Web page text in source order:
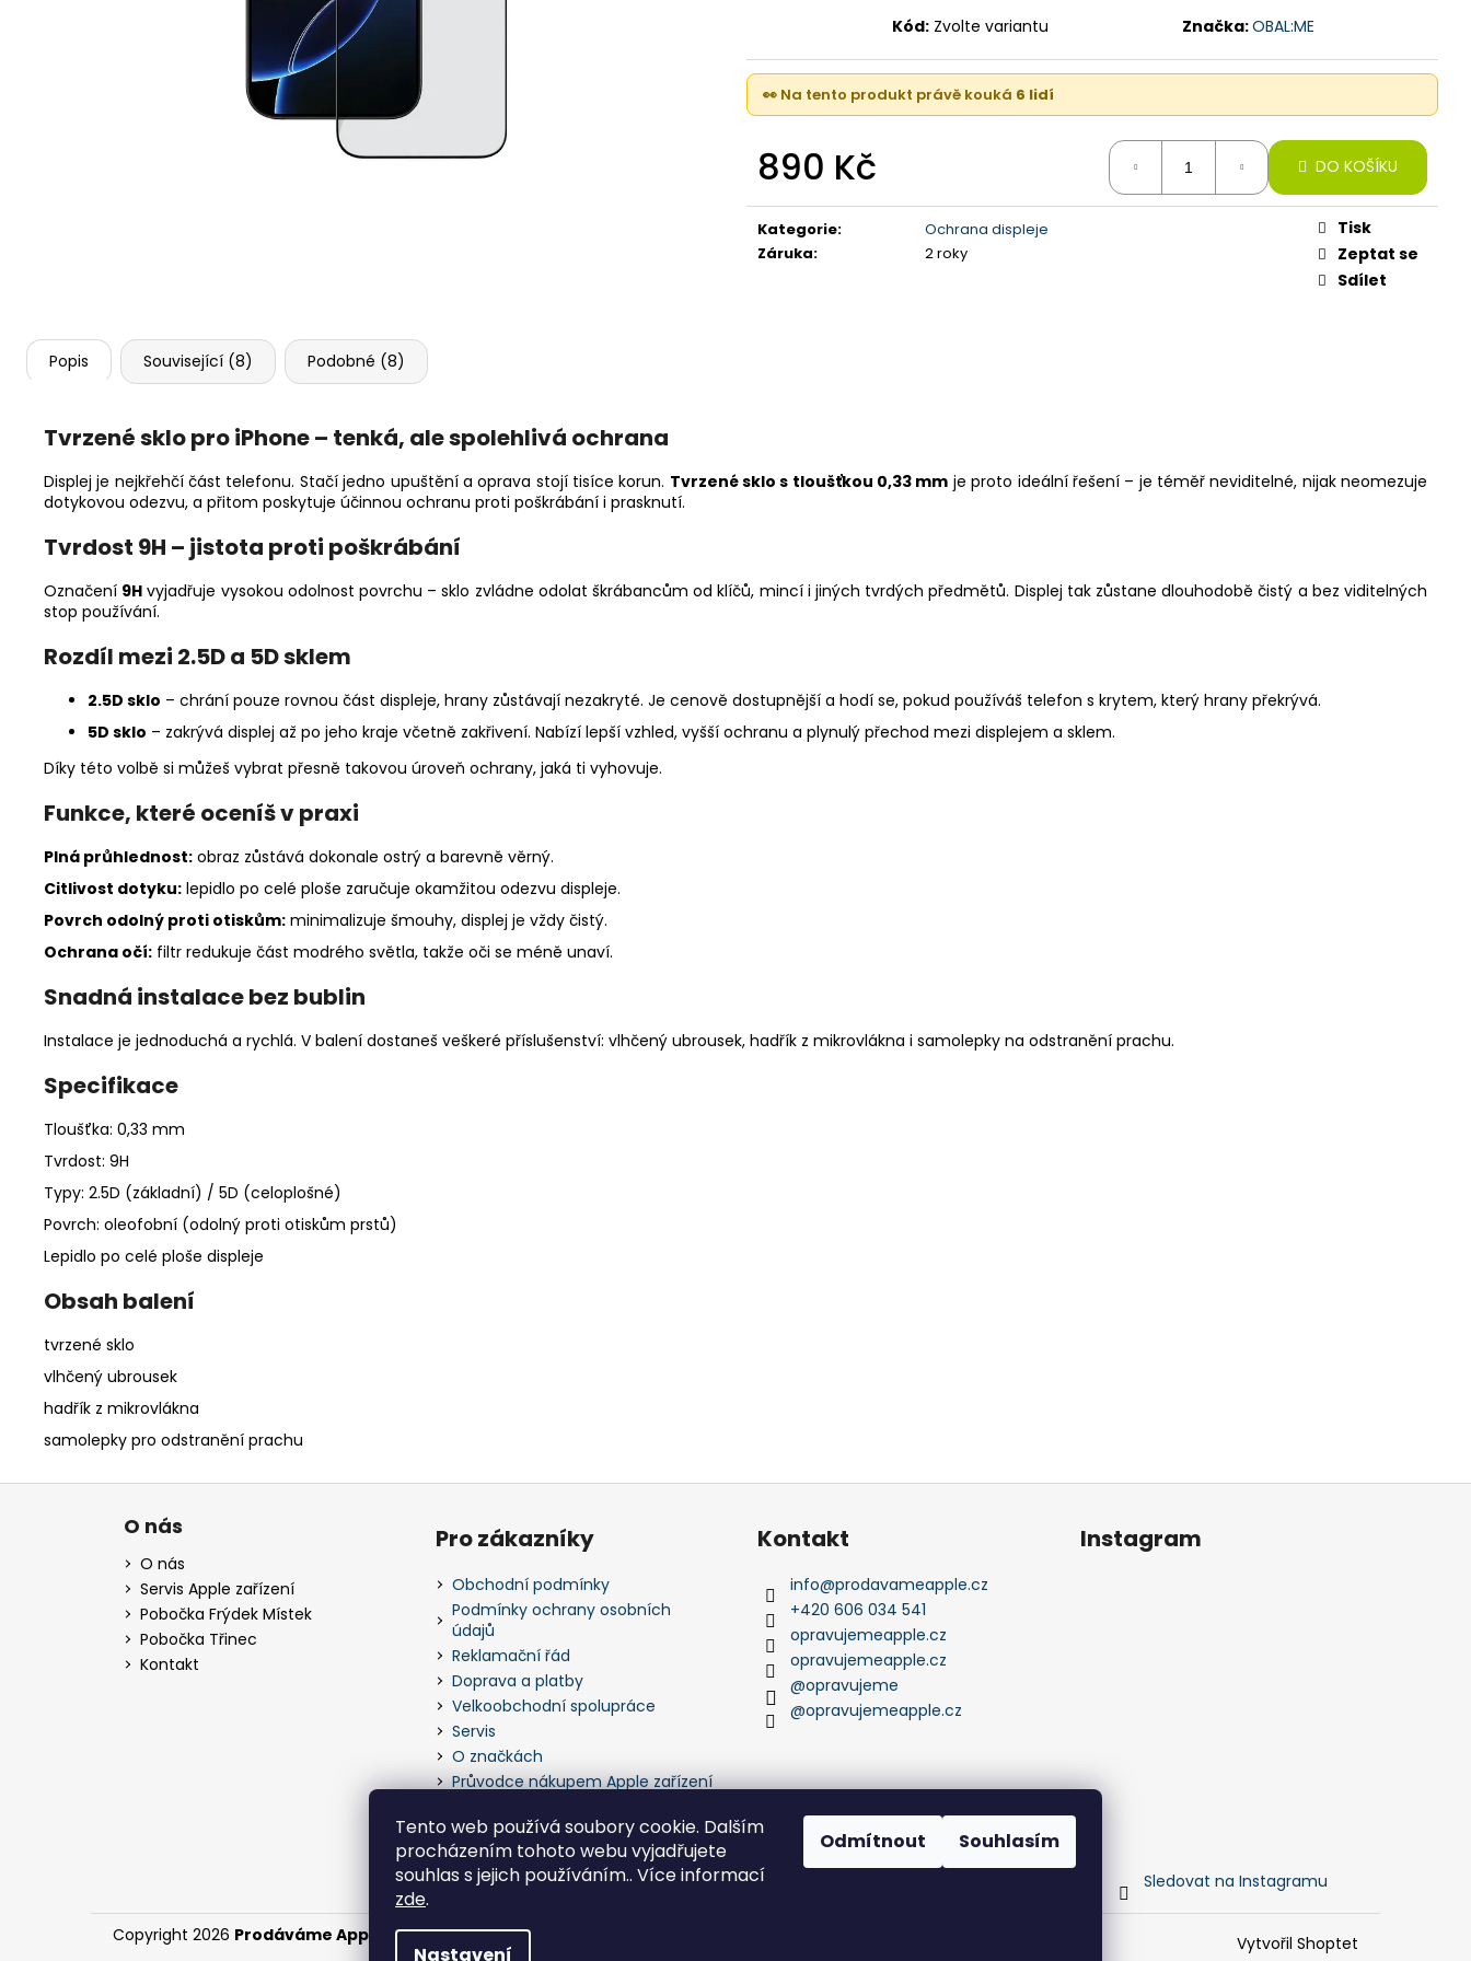
Tento web používá soubory cookie. Dalším
procházením tohoto webu vyjadřujete
souhlas s jejich používáním.. Více informací
zde.
Nastavení
Odmítnout Souhlasím
Kód: Zvolte variantu Značka:OBAL:ME
👀 Na tento produkt právě kouká 6 lidí
890 Kč
cena:
DO KOŠÍKU
Kategorie:
Ochrana displeje
Záruka: 2 roky
Tisk
Zeptat se
Sdílet
Popis Související (8) Podobné (8)
Tvrzené sklo pro iPhone – tenká, ale spolehlivá ochrana
Displej je nejkřehčí část telefonu. Stačí jedno upuštění a oprava stojí tisíce korun. Tvrzené sklo s tloušťkou 0,33 mm je proto ideální řešení – je téměř neviditelné, nijak neomezuje
dotykovou odezvu, a přitom poskytuje účinnou ochranu proti poškrábání i prasknutí.
Tvrdost 9H – jistota proti poškrábání
Označení 9H vyjadřuje vysokou odolnost povrchu – sklo zvládne odolat škrábancům od klíčů, mincí i jiných tvrdých předmětů. Displej tak zůstane dlouhodobě čistý a bez viditelných
stop používání.
Rozdíl mezi 2.5D a 5D sklem
2.5D sklo – chrání pouze rovnou část displeje, hrany zůstávají nezakryté. Je cenově dostupnější a hodí se, pokud používáš telefon s krytem, který hrany překrývá.
5D sklo – zakrývá displej až po jeho kraje včetně zakřivení. Nabízí lepší vzhled, vyšší ochranu a plynulý přechod mezi displejem a sklem.
Díky této volbě si můžeš vybrat přesně takovou úroveň ochrany, jaká ti vyhovuje.
Funkce, které oceníš v praxi
Plná průhlednost: obraz zůstává dokonale ostrý a barevně věrný.
Citlivost dotyku: lepidlo po celé ploše zaručuje okamžitou odezvu displeje.
Povrch odolný proti otiskům: minimalizuje šmouhy, displej je vždy čistý.
Ochrana očí: filtr redukuje část modrého světla, takže oči se méně unaví.
Snadná instalace bez bublin
Instalace je jednoduchá a rychlá. V balení dostaneš veškeré příslušenství: vlhčený ubrousek, hadřík z mikrovlákna i samolepky na odstranění prachu.
Specifikace
Tloušťka: 0,33 mm
Tvrdost: 9H
Typy: 2.5D (základní) / 5D (celoplošné)
Povrch: oleofobní (odolný proti otiskům prstů)
Lepidlo po celé ploše displeje
Obsah balení
tvrzené sklo
vlhčený ubrousek
hadřík z mikrovlákna
samolepky pro odstranění prachu
APPLE WATCH 11 46MM, BLACK (STAV A)
(STAV A-)
21 990 Kč
Z
O nás
O nás
Servis Apple zařízení
Pobočka Frýdek Místek
Pobočka Třinec
Kontakt
Pro zákazníky
Obchodní podmínky
Podmínky ochrany osobních
údajů
Reklamační řád
Doprava a platby
Velkoobchodní spolupráce
Servis
O značkách
Průvodce nákupem Apple zařízení
Kontakt
info@prodavameapple.cz
+420 606 034 541
opravujemeapple.cz
opravujemeapple.cz
@opravujeme
@opravujemeapple.cz
Instagram
Sledovat na Instagramu
Vytvořil Shoptet
Copyright 2026 Prodáváme Apple zařízení. Všechna práva vyhrazena.